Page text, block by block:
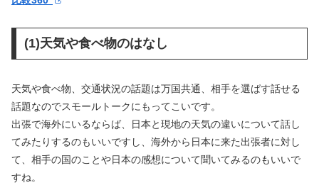
(1)天気や食べ物のはなし
天気や食べ物、交通状況の話題は万国共通、相手を選ばす話せる
話題なのでスモールトークにもってこいです。
出張で海外にいるならば、日本と現地の天気の違いについて話し
てみたりするのもいいですし、海外から日本に来た出張者に対し
て、相手の国のことや日本の感想について聞いてみるのもいいで
すね。